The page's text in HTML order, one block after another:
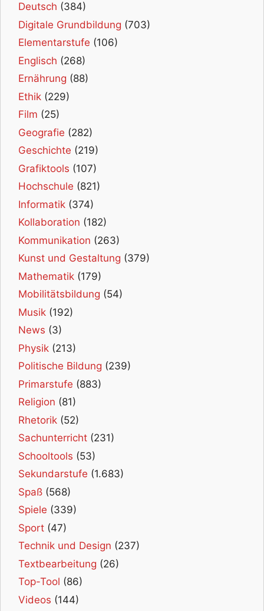
Deutsch (384)
Digitale Grundbildung (703)
Elementarstufe (106)
Englisch (268)
Ernährung (88)
Ethik (229)
Film (25)
Geografie (282)
Geschichte (219)
Grafiktools (107)
Hochschule (821)
Informatik (374)
Kollaboration (182)
Kommunikation (263)
Kunst und Gestaltung (379)
Mathematik (179)
Mobilitätsbildung (54)
Musik (192)
News (3)
Physik (213)
Politische Bildung (239)
Primarstufe (883)
Religion (81)
Rhetorik (52)
Sachunterricht (231)
Schooltools (53)
Sekundarstufe (1.683)
Spaß (568)
Spiele (339)
Sport (47)
Technik und Design (237)
Textbearbeitung (26)
Top-Tool (86)
Videos (144)